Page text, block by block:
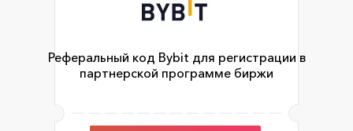
Реферальный код Bybit для регистрации в
партнерской программе биржи